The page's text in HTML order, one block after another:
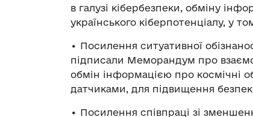
в галузі кібербезпеки, обміну
українського кіберпотенціалу, у
• Посилення ситуативної
підписали Меморандум про
обмін інформацією про космічні
датчиками, для підвищення
• Посилення співпраці зі